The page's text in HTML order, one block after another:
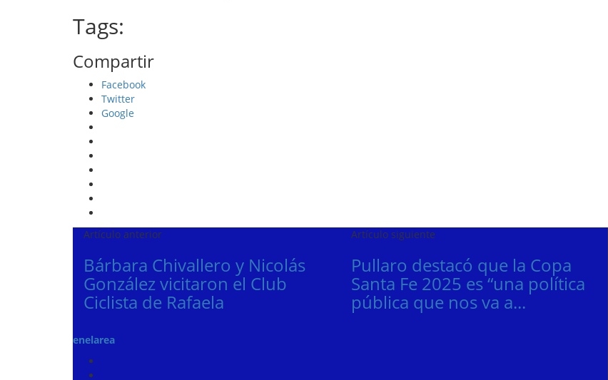
Tags:
Compartir
Facebook
Twitter
Google
Artículo anterior
Bárbara Chivallero y Nicolás
González vicitaron el Club
Ciclista de Rafaela
Artículo siguiente
Pullaro destacó que la Copa
Santa Fe 2025 es “una política
pública que nos va a...
enelarea